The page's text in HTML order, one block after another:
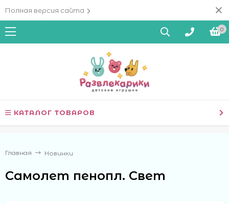
Полная версия сайта
0
КАТАЛОГ ТОВАРОВ
Главная Новинки
Самолет пенопл. Свет